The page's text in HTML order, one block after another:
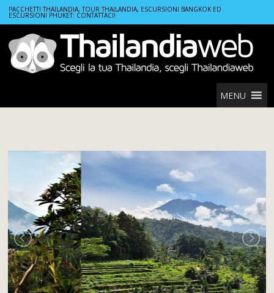
PACCHETTI THAILANDIA, TOUR THAILANDIA, ESCURSIONI BANGKOK ED
ESCURSIONI PHUKET: CONTATTACI!
MENU
Home
Tours